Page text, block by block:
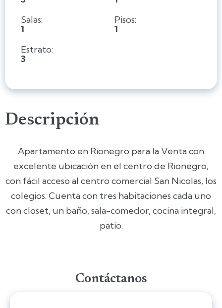
Salas:
1
Pisos:
1
Estrato:
3
Descripción
Apartamento en Rionegro para la Venta con
excelente ubicación en el centro de Rionegro,
con fácil acceso al centro comercial San Nicolas, los
colegios. Cuenta con tres habitaciones cada uno
con closet, un baño, sala-comedor, cocina integral,
patio.
Contáctanos